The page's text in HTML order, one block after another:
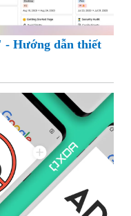
- Hướng dẫn thiết